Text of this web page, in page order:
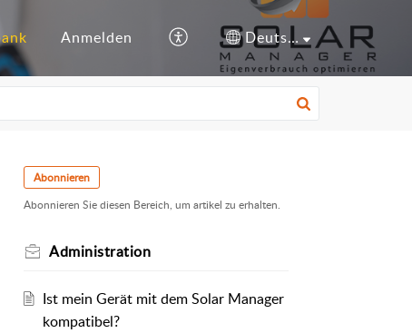
Anmelden Deutsch
Abonnieren
Abonnieren Sie diesen Bereich, um artikel zu erhalten.
Administration
Ist mein Gerät mit dem Solar Manager
kompatibel?